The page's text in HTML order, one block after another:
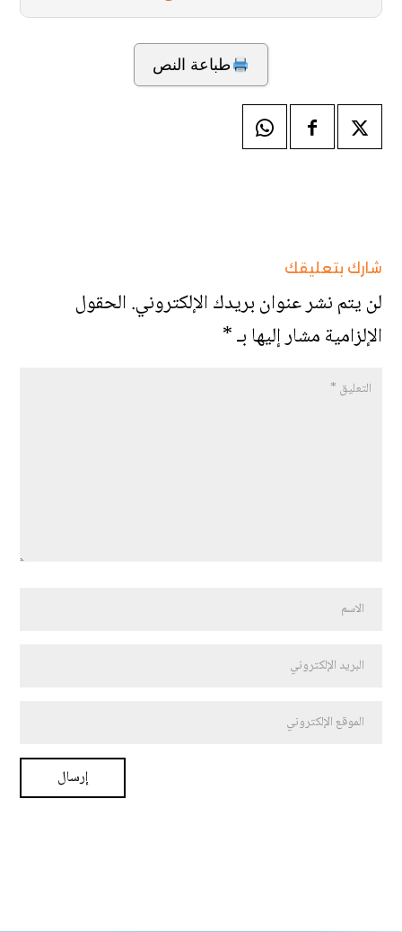
طباعة النص
شارك بتعليقك
لن يتم نشر عنوان بريدك الإلكتروني.الحقول
الإلزامية مشار إليها بـ*